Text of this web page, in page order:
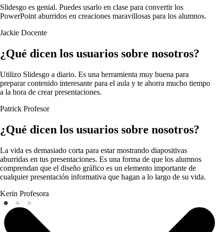
Slidesgo es genial. Puedes usarlo en clase para convertir los
PowerPoint aburridos en creaciones maravillosas para los alumnos.
Jackie Docente
¿Qué dicen los usuarios sobre nosotros?
Utilizo Slidesgo a diario. Es una herramienta muy buena para
preparar contenido interesante para el aula y te ahorra mucho tiempo
a la hora de crear presentaciones.
Patrick Profesor
¿Qué dicen los usuarios sobre nosotros?
La vida es demasiado corta para estar mostrando diapositivas
aburridas en tus presentaciones. Es una forma de que los alumnos
comprendan que el diseño gráfico es un elemento importante de
cualquier presentación informativa que hagan a lo largo de su vida.
Kerin Profesora